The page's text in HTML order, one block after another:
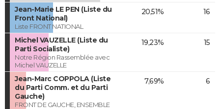
Jean-Marie LE PEN (Liste du
Front National)
Liste FRONT NATIONAL
20,51% 16
Michel VAUZELLE (Liste du
Parti Socialiste)
Notre Région Rassemblée avec
Michel VAUZELLE
19,23% 15
Jean-Marc COPPOLA (Liste
du Parti Comm. et du Parti
Gauche)
FRONT DE GAUCHE, ENSEMBLE
7,69% 6